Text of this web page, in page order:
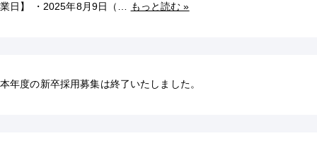
業日】 ・2025年8月9日（…
もっと読む »
本年度の新卒採用募集は終了いたしました。